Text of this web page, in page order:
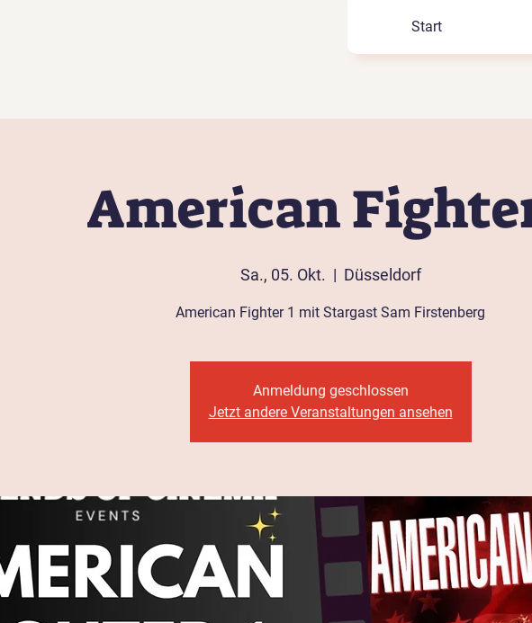
Start
American
Sa., 05. Okt.
  |
Düsseldorf
American Fighter 1 mit Stargast Sam Firstenberg
Anmeldung geschlossen
Jetzt andere Veranstaltungen ansehen